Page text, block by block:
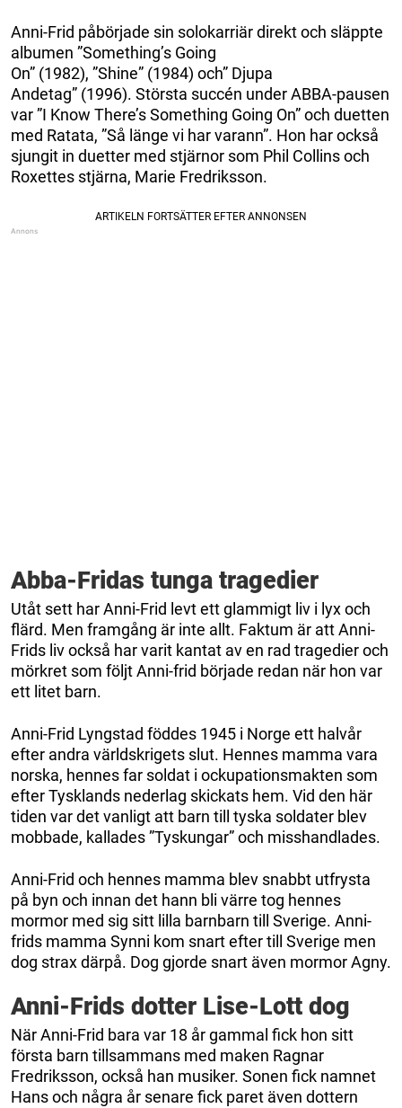
Anni-Frid påbörjade sin solokarriär direkt och släppte
albumen ”Something’s Going
On” (1982), ”Shine” (1984) och” Djupa
Andetag” (1996). Största succén under ABBA-pausen
var ”I Know There’s Something Going On” och duetten
med Ratata, ”Så länge vi har varann”. Hon har också
sjungit in duetter med stjärnor som Phil Collins och
Roxettes stjärna, Marie Fredriksson.
Abba-Fridas tunga tragedier
Utåt sett har Anni-Frid levt ett glammigt liv i lyx och
flärd. Men framgång är inte allt. Faktum är att Anni-
Frids liv också har varit kantat av en rad tragedier och
mörkret som följt Anni-frid började redan när hon var
ett litet barn.
Anni-Frid Lyngstad föddes 1945 i Norge ett halvår
efter andra världskrigets slut. Hennes mamma vara
norska, hennes far soldat i ockupationsmakten som
efter Tysklands nederlag skickats hem. Vid den här
tiden var det vanligt att barn till tyska soldater blev
mobbade, kallades ”Tyskungar” och misshandlades.
Anni-Frid och hennes mamma blev snabbt utfrysta
på byn och innan det hann bli värre tog hennes
mormor med sig sitt lilla barnbarn till Sverige. Anni-
frids mamma Synni kom snart efter till Sverige men
dog strax därpå. Dog gjorde snart även mormor Agny.
Anni-Frids dotter Lise-Lott dog
När Anni-Frid bara var 18 år gammal fick hon sitt
första barn tillsammans med maken Ragnar
Fredriksson, också han musiker. Sonen fick namnet
Hans och några år senare fick paret även dottern